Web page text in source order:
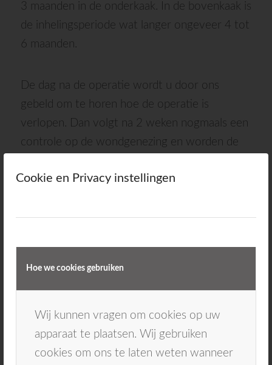
Cookie en Privacy instellingen
Hoe we cookies gebruiken
Wij kunnen vragen om cookies op uw
apparaat te plaatsen. Wij gebruiken
cookies om ons te laten weten wanneer
3 maanden in de onderkaak. In de bovenkaak is
de inhelingsperiode wat langer ongeveer 4 tot
6 maanden.
De dag na de operatie wordt u door ons
gebeld om te horen hoe de operatie is
verlopen. Dan volgt na 2 weken nogmaals een
controle op de wondgenezing en worden de
plaatsen van de implantatengeenprothese
geïmplanteerd is kan eventueel in overleg met
de behandelaar wel aangepast worden op de
dag van het implanteren of de dag erna, zodat